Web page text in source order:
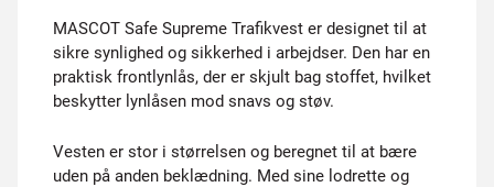
MASCOT Safe Supreme Trafikvest er designet til at
sikre synlighed og sikkerhed i arbejdser. Den har en
praktisk frontlynlås, der er skjult bag stoffet, hvilket
beskytter lynlåsen mod snavs og støv.
Vesten er stor i størrelsen og beregnet til at bære
uden på anden beklædning. Med sine lodrette og